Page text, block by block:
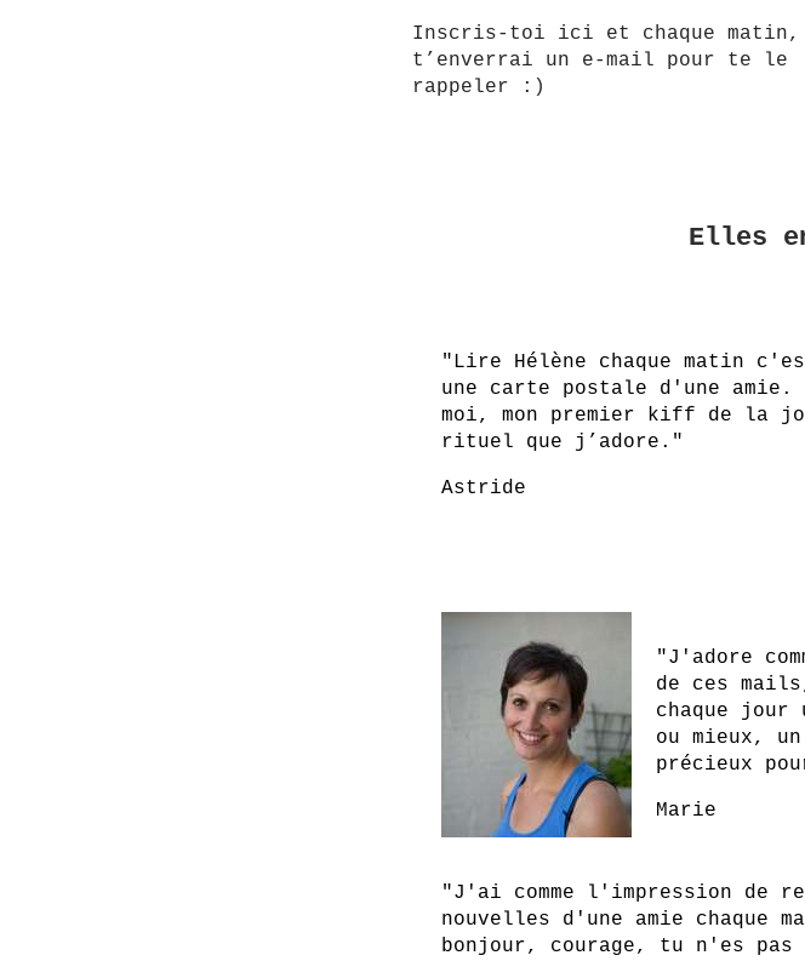
Inscris-toi ici et chaque
t’enverrai un e-mail pour te le
rappeler :)
Elles
"Lire Hélène chaque matin
une carte postale d'une amie.
moi, mon premier kiff de la
rituel que j’adore."
Astride
"J'adore
de ces
chaque
ou mieux,
précieux
Marie
"J'ai comme l'impression de
nouvelles d'une amie chaque
bonjour, courage, tu n'es pas